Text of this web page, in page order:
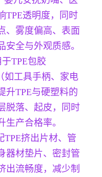
TPE透明度，同时
、雾度偏高、表面
全与外观质感。
于TPE包胶
如工具手柄、家电
升TPE与硬塑料的
脱落、起皮，同时
产合格率。
TPE挤出片材、管
器材垫片、密封管
出流畅度，减少制